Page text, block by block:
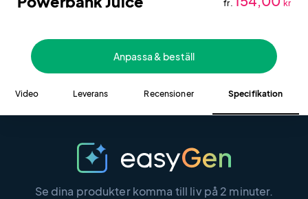
fr. kr
Anpassa & beställ
Video Leverans Recensioner Specifikation
Se dina produkter komma till liv på 2 minuter.